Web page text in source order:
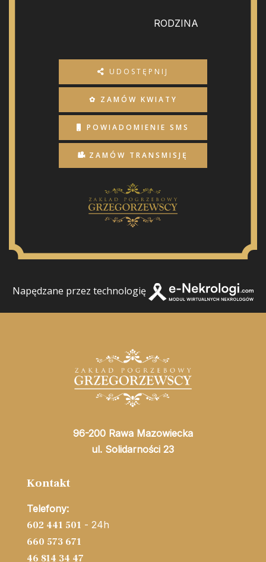
RODZINA
UDOSTĘPNIJ
✿ ZAMÓW KWIATY
POWIADOMIENIE SMS
ZAMÓW TRANSMISJĘ
Napędzane przez technologię
96-200 Rawa Mazowiecka
ul. Solidarności 23
Kontakt
Telefony:
602 441 501 - 24h
660 573 671
46 814 34 47